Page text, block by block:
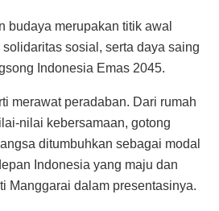
budaya merupakan titik awal
sosial, serta daya saing
Indonesia Emas 2045.
merawat peradaban. Dari rumah
nilai kebersamaan, gotong
ditumbuhkan sebagai modal
Indonesia yang maju dan
Manggarai dalam presentasinya.